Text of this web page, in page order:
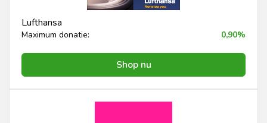
Lufthansa
Maximum donatie: 0,90%
Shop nu